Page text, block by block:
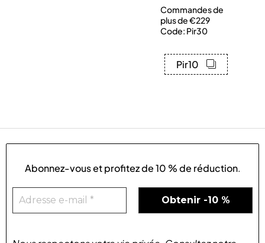
Commandes de
plus de €229
Code: Pir30
Pir10
Abonnez-vous et profitez de10 % de réduction.